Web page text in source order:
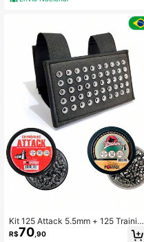
Kit 125 Attack 5.5mm + 125 Training
5.5mm + Porta Carregador 5.5mm
R$70 ,90